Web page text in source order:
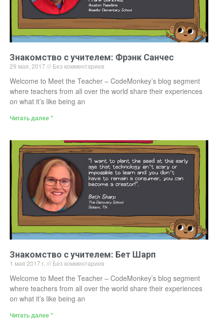
Знакомство с учителем: Фрэнк Санчес
29 мая, 2017 Без комментариев
Welcome to Meet the Teacher – CodeMonkey’s blog segment
where teachers from all over the world share their experiences
on what it’s like being an
Читать далее "
Знакомство с учителем: Бет Шарп
1 мая 2017 г. Без комментариев
Welcome to Meet the Teacher – CodeMonkey’s blog segment
where teachers from all over the world share their experiences
on what it’s like being an
Читать далее "